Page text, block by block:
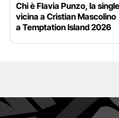
Chi è Flavia Punzo, la single
vicina a Cristian Mascolino
a Temptation Island 2026